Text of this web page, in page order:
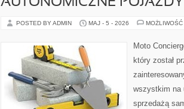
POSTED BY ADMIN MAJ - 5 - 2026
Moto
który został
wszystkim na
sprzedażą